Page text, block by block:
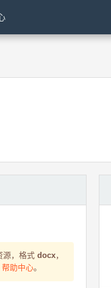
源，格式 docx，
帮助中心。